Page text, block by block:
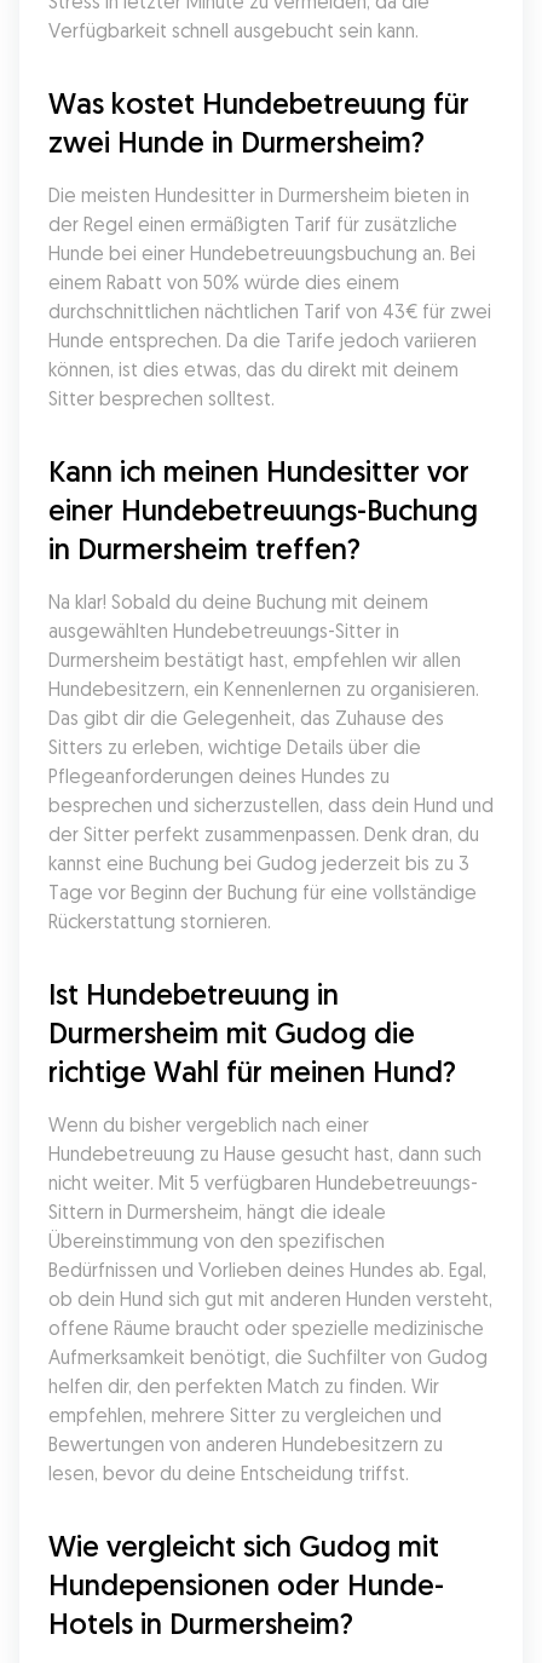
Verfügbarkeit schnell ausgebucht sein kann.
Was kostet Hundebetreuung für
zwei Hunde in Durmersheim?
Die meisten Hundesitter in Durmersheim bieten in
der Regel einen ermäßigten Tarif für zusätzliche
Hunde bei einer Hundebetreuungsbuchung an. Bei
einem Rabatt von 50% würde dies einem
durchschnittlichen nächtlichen Tarif von 43€ für zwei
Hunde entsprechen. Da die Tarife jedoch variieren
können, ist dies etwas, das du direkt mit deinem
Sitter besprechen solltest.
Kann ich meinen Hundesitter vor
einer Hundebetreuungs-Buchung
in Durmersheim treffen?
Na klar! Sobald du deine Buchung mit deinem
ausgewählten Hundebetreuungs-Sitter in
Durmersheim bestätigt hast, empfehlen wir allen
Hundebesitzern, ein Kennenlernen zu organisieren.
Das gibt dir die Gelegenheit, das Zuhause des
Sitters zu erleben, wichtige Details über die
Pflegeanforderungen deines Hundes zu
besprechen und sicherzustellen, dass dein Hund und
der Sitter perfekt zusammenpassen. Denk dran, du
kannst eine Buchung bei Gudog jederzeit bis zu 3
Tage vor Beginn der Buchung für eine vollständige
Rückerstattung stornieren.
Ist Hundebetreuung in
Durmersheim mit Gudog die
richtige Wahl für meinen Hund?
Wenn du bisher vergeblich nach einer
Hundebetreuung zu Hause gesucht hast, dann such
nicht weiter. Mit 5 verfügbaren Hundebetreuungs-
Sittern in Durmersheim, hängt die ideale
Übereinstimmung von den spezifischen
Bedürfnissen und Vorlieben deines Hundes ab. Egal,
ob dein Hund sich gut mit anderen Hunden versteht,
offene Räume braucht oder spezielle medizinische
Aufmerksamkeit benötigt, die Suchfilter von Gudog
helfen dir, den perfekten Match zu finden. Wir
empfehlen, mehrere Sitter zu vergleichen und
Bewertungen von anderen Hundebesitzern zu
lesen, bevor du deine Entscheidung triffst.
Wie vergleicht sich Gudog mit
Hundepensionen oder Hunde-
Hotels in Durmersheim?